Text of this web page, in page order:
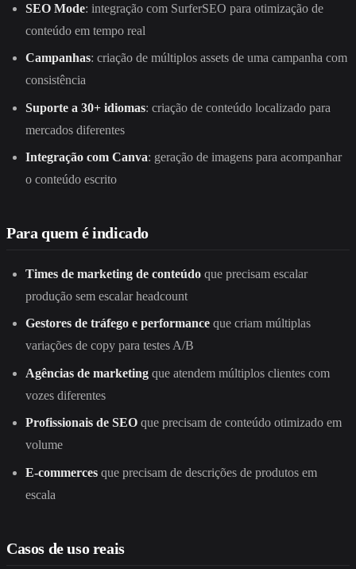
SEO Mode: integração com SurferSEO para otimização de
conteúdo em tempo real
Campanhas: criação de múltiplos assets de uma campanha com
consistência
Suporte a 30+ idiomas: criação de conteúdo localizado para
mercados diferentes
Integração com Canva: geração de imagens para acompanhar
o conteúdo escrito
Para quem é indicado
Times de marketing de conteúdo que precisam escalar
produção sem escalar headcount
Gestores de tráfego e performance que criam múltiplas
variações de copy para testes A/B
Agências de marketing que atendem múltiplos clientes com
vozes diferentes
Profissionais de SEO que precisam de conteúdo otimizado em
volume
E-commerces que precisam de descrições de produtos em
escala
Casos de uso reais